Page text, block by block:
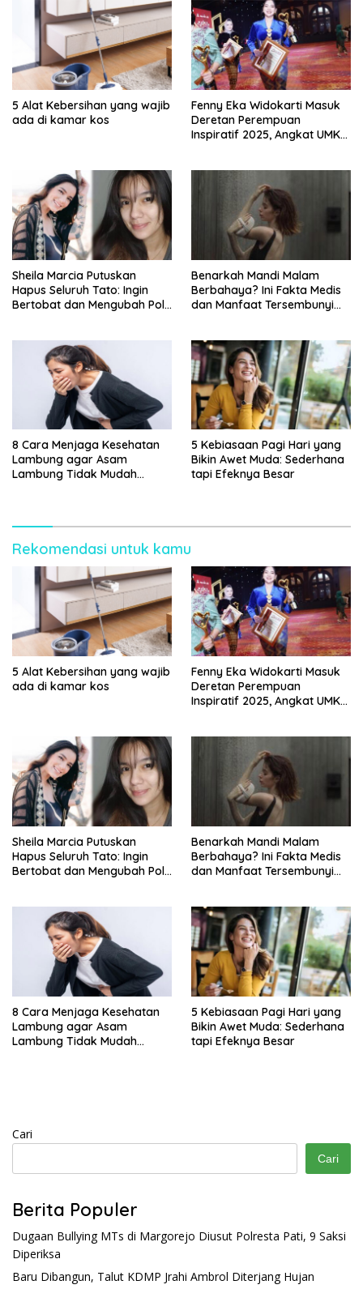
5 Alat Kebersihan yang wajib
ada di kamar kos
Fenny Eka Widokarti Masuk
Deretan Perempuan
Inspiratif 2025, Angkat UMKM
Sheila Marcia Putuskan
Hapus Seluruh Tato: Ingin
Bertobat dan Mengubah Pola
Benarkah Mandi Malam
Berbahaya? Ini Fakta Medis
dan Manfaat Tersembunyi
8 Cara Menjaga Kesehatan
Lambung agar Asam
Lambung Tidak Mudah
5 Kebiasaan Pagi Hari yang
Bikin Awet Muda: Sederhana
tapi Efeknya Besar
Rekomendasi untuk kamu
5 Alat Kebersihan yang wajib
ada di kamar kos
Fenny Eka Widokarti Masuk
Deretan Perempuan
Inspiratif 2025, Angkat UMKM
Sheila Marcia Putuskan
Hapus Seluruh Tato: Ingin
Bertobat dan Mengubah Pola
Benarkah Mandi Malam
Berbahaya? Ini Fakta Medis
dan Manfaat Tersembunyi
8 Cara Menjaga Kesehatan
Lambung agar Asam
Lambung Tidak Mudah
5 Kebiasaan Pagi Hari yang
Bikin Awet Muda: Sederhana
tapi Efeknya Besar
Cari
Cari
Berita Populer
Dugaan Bullying MTs di Margorejo Diusut Polresta Pati, 9 Saksi
Diperiksa
Baru Dibangun, Talut KDMP Jrahi Ambrol Diterjang Hujan